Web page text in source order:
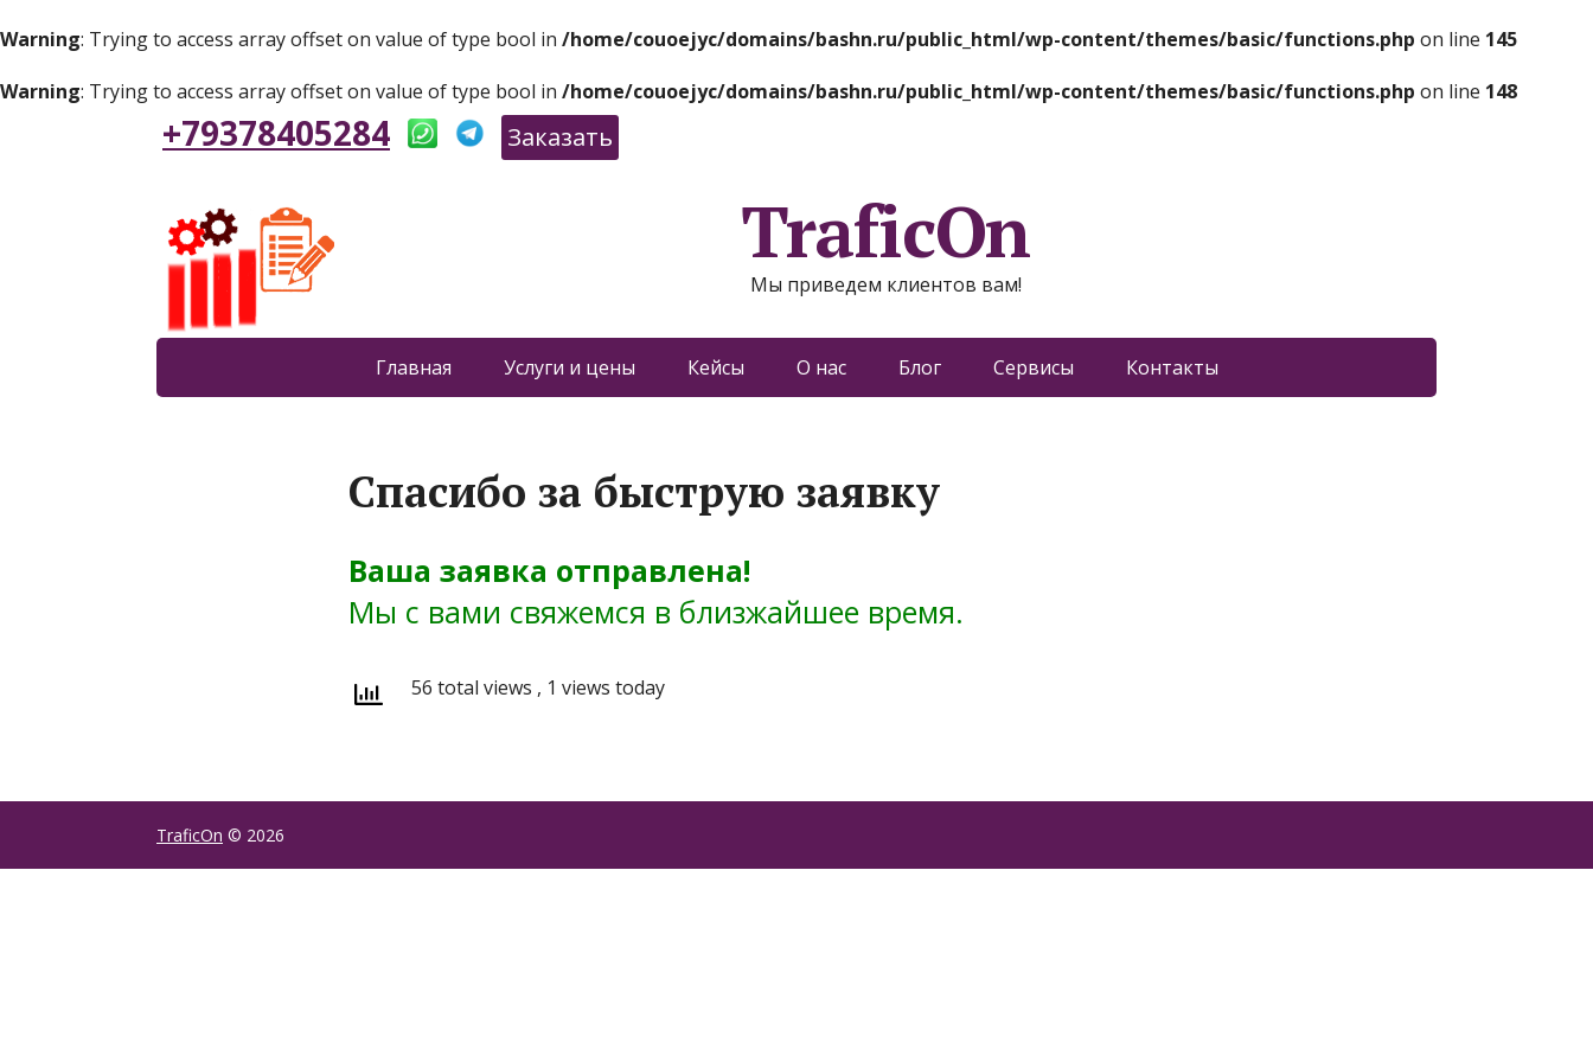
Warning: Trying to access array offset on value of type bool in /home/couoejyc/domains/bashn.ru/public_html/wp-content/themes/basic/functions.php on line 145
Warning: Trying to access array offset on value of type bool in /home/couoejyc/domains/bashn.ru/public_html/wp-content/themes/basic/functions.php on line 148
+79378405284 Заказать
TraficOn
Мы приведем клиентов вам!
Главная Услуги и цены Кейсы О нас Блог Сервисы Контакты
Спасибо за быструю заявку
Ваша заявка отправлена!
Мы с вами свяжемся в близжайшее время.
56 total views , 1 views today
TraficOn © 2026